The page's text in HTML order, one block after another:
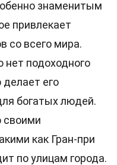
знаменитым
привлекает
со всего мира.
нет подоходного
делает его
богатых людей.
своими
как Гран-при
по улицам города.